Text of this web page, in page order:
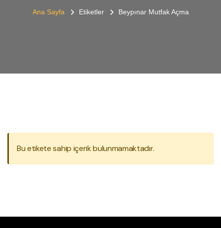
Ana Sayfa Etiketler Beypınar Mutfak Açma
Bu etikete sahip içerik bulunmamaktadır.